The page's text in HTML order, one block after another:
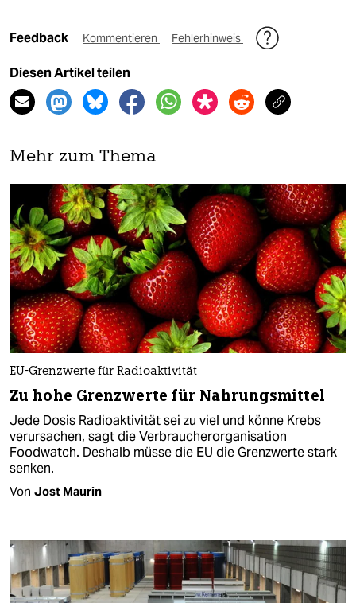
Feedback Kommentieren Fehlerhinweis
Diesen Artikel teilen
Mehr zum Thema
EU-Grenzwerte für Radioaktivität
Zu hohe Grenzwerte für Nahrungsmittel
Jede Dosis Radioaktivität sei zu viel und könne Krebs
verursachen, sagt die Verbraucherorganisation
Foodwatch. Deshalb müsse die EU die Grenzwerte stark
senken.
Von Jost Maurin